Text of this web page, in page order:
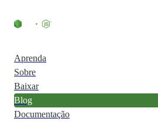
Aprenda
Sobre
Baixar
Blog
Documentação